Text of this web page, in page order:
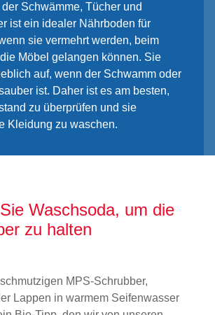
Schwämme, Tücher und
ist ein idealer Nährboden für
sie vermehrt werden, beim
Möbel gelangen können. Sie
auf, wenn der Schwamm oder
ist. Daher ist es am besten,
zu überprüfen und sie
Kleidung zu waschen.
Waschsoda, um die
zu halten
MPS-Schrubber,
Lappen in warmem Seifenwasser